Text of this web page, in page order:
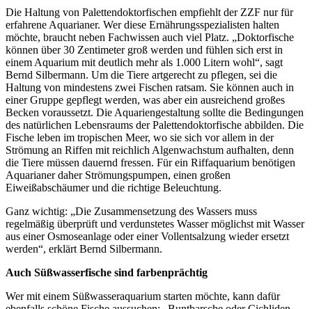
Die Haltung von Palettendoktorfischen empfiehlt der ZZF nur für
erfahrene Aquarianer. Wer diese Ernährungsspezialisten halten
möchte, braucht neben Fachwissen auch viel Platz. „Doktorfische
können über 30 Zentimeter groß werden und fühlen sich erst in
einem Aquarium mit deutlich mehr als 1.000 Litern wohl“, sagt
Bernd Silbermann. Um die Tiere artgerecht zu pflegen, sei die
Haltung von mindestens zwei Fischen ratsam. Sie können auch in
einer Gruppe gepflegt werden, was aber ein ausreichend großes
Becken voraussetzt. Die Aquariengestaltung sollte die Bedingungen
des natürlichen Lebensraums der Palettendoktorfische abbilden. Die
Fische leben im tropischen Meer, wo sie sich vor allem in der
Strömung an Riffen mit reichlich Algenwachstum aufhalten, denn
die Tiere müssen dauernd fressen. Für ein Riffaquarium benötigen
Aquarianer daher Strömungspumpen, einen großen
Eiweißabschäumer und die richtige Beleuchtung.
Ganz wichtig: „Die Zusammensetzung des Wassers muss
regelmäßig überprüft und verdunstetes Wasser möglichst mit Wasser
aus einer Osmoseanlage oder einer Vollentsalzung wieder ersetzt
werden“, erklärt Bernd Silbermann.
Auch Süßwasserfische sind farbenprächtig
Wer mit einem Süßwasseraquarium starten möchte, kann dafür